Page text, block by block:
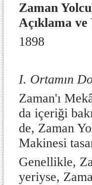
Zaman
Açıklama
1898
I. Ortamın
Zaman'ı
da içeriği
de, Zaman
Makinesi
Genellikle,
yeriyse,